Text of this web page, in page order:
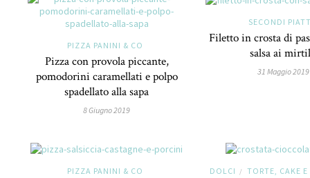
PIZZA PANINI & CO
Pizza con provola piccante,
pomodorini caramellati e polpo
spadellato alla sapa
8 Giugno 2019
SECONDI
Filetto in crosta di
salsa ai
31 Maggio 2019
PIZZA PANINI & CO DOLCI / TORTE, CAKE E